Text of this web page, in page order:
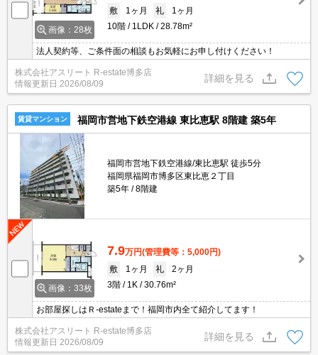
画像：28枚
敷
1ヶ月 礼
1ヶ月
10階
1LDK 28.78m²
法人契約等、ご条件面の相談もお気軽にお申し付けください！
株式会社アスリート R-estate博多店
情報更新日 2026/08/09
詳細を見る
賃貸マンション 福岡市営地下鉄空港線 東比恵駅 8階建 築5年
福岡市営地下鉄空港線/東比恵駅 徒歩5分
福岡県福岡市博多区東比恵２丁目
築5年
8階建
画像：33枚
7.9万円(管理費等：5,000円)
敷
1ヶ月 礼
2ヶ月
3階
1K 30.76m²
お部屋探しはＲ-estateまで！福岡市内全て紹介してます！
株式会社アスリート R-estate博多店
情報更新日 2026/08/09
詳細を見る